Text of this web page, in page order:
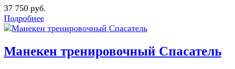
37 750 руб.
Подробнее
Манекен тренировочный Спасатель